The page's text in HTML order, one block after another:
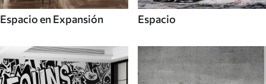
Espacio en Expansión Espacio